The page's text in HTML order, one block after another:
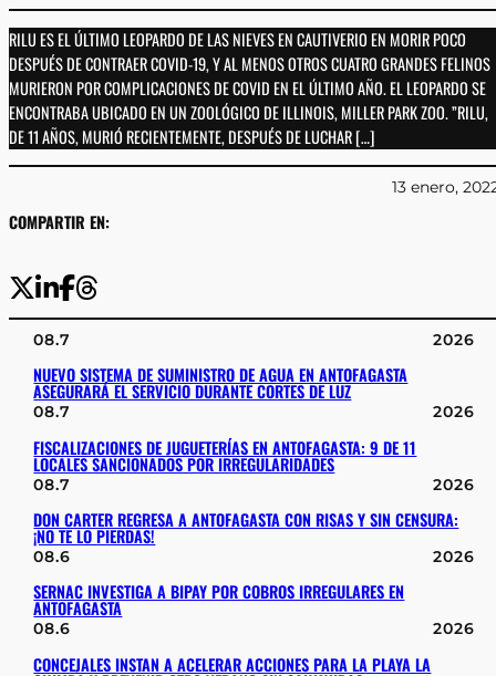
RILU ES EL ÚLTIMO LEOPARDO DE LAS NIEVES EN CAUTIVERIO EN MORIR POCO
DESPUÉS DE CONTRAER COVID-19, Y AL MENOS OTROS CUATRO GRANDES FELINOS
MURIERON POR COMPLICACIONES DE COVID EN EL ÚLTIMO AÑO. EL LEOPARDO SE
ENCONTRABA UBICADO EN UN ZOOLÓGICO DE ILLINOIS, MILLER PARK ZOO. ”RILU,
DE 11 AÑOS, MURIÓ RECIENTEMENTE, DESPUÉS DE LUCHAR […]
COMPARTIR EN:
13 enero,
08.7 2026
NUEVO SISTEMA DE SUMINISTRO DE AGUA EN ANTOFAGASTA
ASEGURARÁ EL SERVICIO DURANTE CORTES DE LUZ
08.7 2026
FISCALIZACIONES DE JUGUETERÍAS EN ANTOFAGASTA: 9 DE 11
LOCALES SANCIONADOS POR IRREGULARIDADES
08.7 2026
DON CARTER REGRESA A ANTOFAGASTA CON RISAS Y SIN CENSURA:
¡NO TE LO PIERDAS!
08.6 2026
SERNAC INVESTIGA A BIPAY POR COBROS IRREGULARES EN
ANTOFAGASTA
08.6 2026
CONCEJALES INSTAN A ACELERAR ACCIONES PARA LA PLAYA LA